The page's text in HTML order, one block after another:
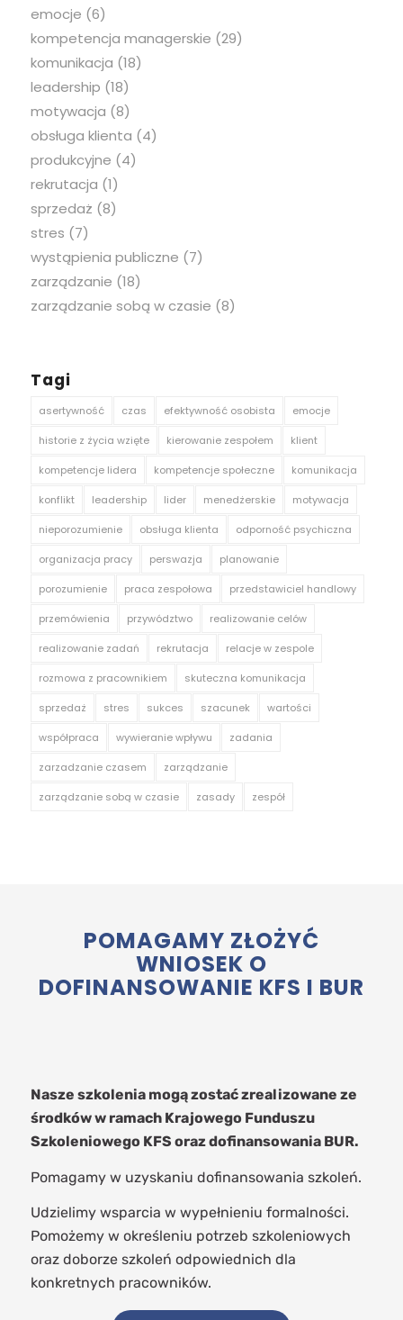
emocje (6)
kompetencja managerskie (29)
komunikacja (18)
leadership (18)
motywacja (8)
obsługa klienta (4)
produkcyjne (4)
rekrutacja (1)
sprzedaż (8)
stres (7)
wystąpienia publiczne (7)
zarządzanie (18)
zarządzanie sobą w czasie (8)
Tagi
asertywność czas efektywność osobista emocje
historie z życia wzięte kierowanie zespołem klient
kompetencje lidera kompetencje społeczne komunikacja
konflikt leadership lider menedżerskie motywacja
nieporozumienie obsługa klienta odporność psychiczna
organizacja pracy perswazja planowanie
porozumienie praca zespołowa przedstawiciel handlowy
przemówienia przywództwo realizowanie celów
realizowanie zadań rekrutacja relacje w zespole
rozmowa z pracownikiem skuteczna komunikacja
sprzedaż stres sukces szacunek wartości
współpraca wywieranie wpływu zadania
zarzadzanie czasem zarządzanie
zarządzanie sobą w czasie zasady zespół
POMAGAMY ZŁOŻYĆ
WNIOSEK O
DOFINANSOWANIE KFS I BUR
Nasze szkolenia mogą zostać zrealizowane ze
środków w ramach Krajowego Funduszu
Szkoleniowego KFS oraz dofinansowania BUR.
Pomagamy w uzyskaniu dofinansowania szkoleń.
Udzielimy wsparcia w wypełnieniu formalności.
Pomożemy w określeniu potrzeb szkoleniowych
oraz doborze szkoleń odpowiednich dla
konkretnych pracowników.